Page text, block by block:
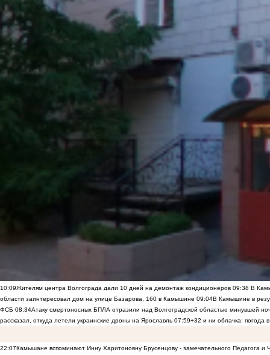
10:09Жителям центра Волгограда дали 10 дней на демонтаж кондиционеров 09:38 В
области заинтересовал дом на улице Базарова, 160 в Камышине 09:04В Камышине в
ФСБ 08:34Атаку смертоносных БПЛА отразили над Волгоградской областью минувшей
рассказал, откуда летели украинские дроны на Ярославль 07:59+32 и ни облачка: погода
22:07Камышане вспоминают Инну Харитоновну Брусенцову - замечательного Педагога и